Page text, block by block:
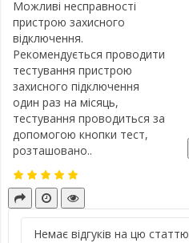
Можливі несправності
пристрою захисного
відключення.
Рекомендується проводити
тестування пристрою
захисного підключення
один раз на місяць,
тестування проводиться за
допомогою кнопки тест,
розташовано..
Немає відгуків на цю статтю